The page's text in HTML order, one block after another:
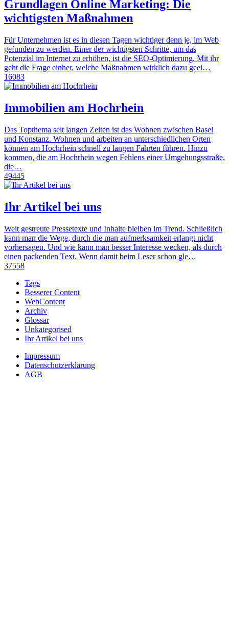
Grundlagen Online Marketing: Die
wichtigsten Maßnahmen
Für Unternehmen ist es in diesen Tagen wichtiger denn je, im Web
gefunden zu werden. Einer der wichtigsten Schritte, um das
Potenzial im Internet zu erhöhen, ist die SEO-Optimierung. Mit ihr
geht die Frage einher, welche Maßnahmen wirklich dazu geei…
16083
Immobilien am Hochrhein
Das Topthema seit langen Zeiten ist das Wohnen zwischen Basel
und Konstanz. Wohnen und arbeiten an unterschiedlichen Orten
können am Hochrhein schnell zu langen Fahrten führen. Hinzu
kommen, die am Hochrhein wegen Fehlens einer Umgehungsstraße,
die…
49445
Ihr Artikel bei uns
Weit gestreute Pressetexte und Inhalte bleiben im Trend. Schließlich
kann man die Wege, durch die man aufmerksamkeit erlangt nicht
vorhersagen. Und wie kann man besser Interesse wecken, als durch
einen packenden Text. Wenn damit beim Leser schon gle…
37558
Tags
Besserer Content
WebContent
Archiv
Glossar
Unkategorised
Ihr Artikel bei uns
Impressum
Datenschutzerklärung
AGB